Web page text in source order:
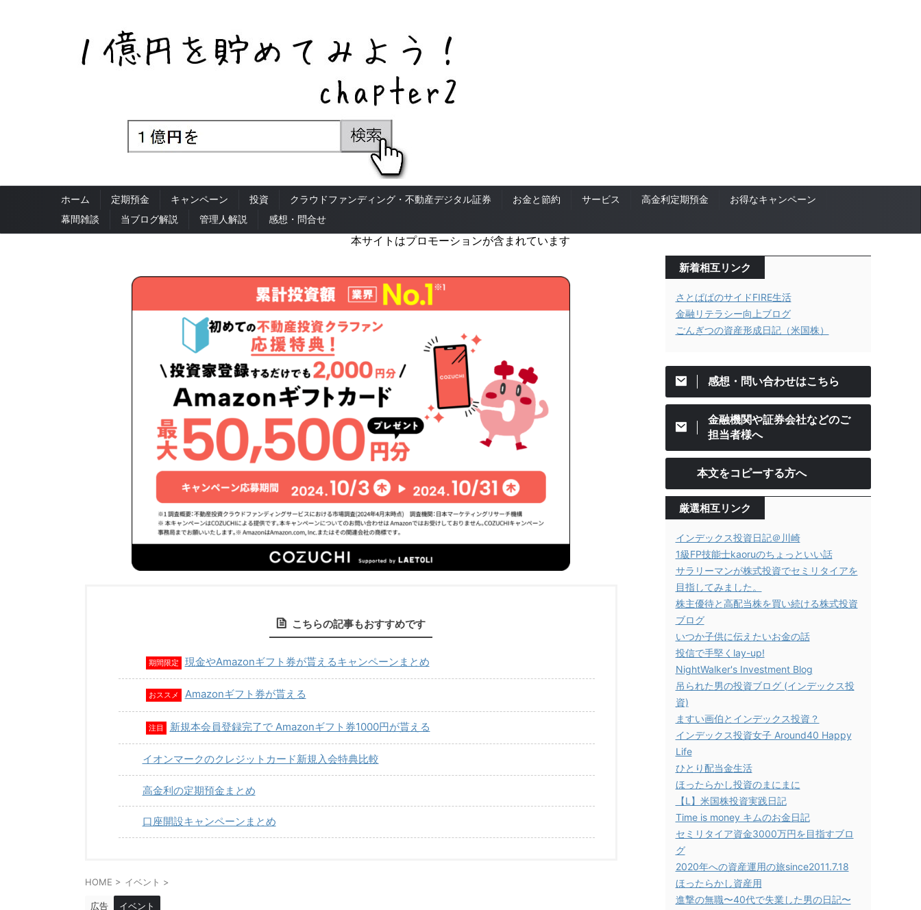
ホーム 定期預金 キャンペーン 投資 クラウドファンディング・不動産デジタル証券 お金と節約 サービス 高金利定期預金
お得なキャンペーン
幕間雑談
当ブログ解説 管理人解説 感想・問合せ
本サイトはプロモーションが含まれています
こちらの記事もおすすめです
期間限定 現金やAmazonギフト券が貰えるキャンペーンまとめ
おススメ Amazonギフト券が貰える
注目 新規本会員登録完了で Amazonギフト券1000円が貰える
イオンマークのクレジットカード新規入会特典比較
高金利の定期預金まとめ
口座開設キャンペーンまとめ
HOME > イベント >
広告 イベント
新着相互リンク
さとぱぱのサイドFIRE生活
金融リテラシー向上ブログ
ごんぎつの資産形成日記（米国株）
感想・問い合わせはこちら
金融機関や証券会社などのご
担当者様へ
本文をコピーする方へ
厳選相互リンク
インデックス投資日記＠川崎
1級FP技能士kaoruのちょっといい話
サラリーマンが株式投資でセミリタイアを
目指してみました。
株主優待と高配当株を買い続ける株式投資
ブログ
いつか子供に伝えたいお金の話
投信で手堅くlay-up!
NightWalker's Investment Blog
吊られた男の投資ブログ (インデックス投
資)
ますい画伯とインデックス投資？
インデックス投資女子 Around40 Happy
Life
ひとり配当金生活
ほったらかし投資のまにまに
【L】米国株投資実践日記
Time is money キムのお金日記
セミリタイア資金3000万円を目指すブロ
グ
2020年への資産運用の旅since2011.7.18
ほったらかし資産用
進撃の無職〜40代で失業した男の日記〜